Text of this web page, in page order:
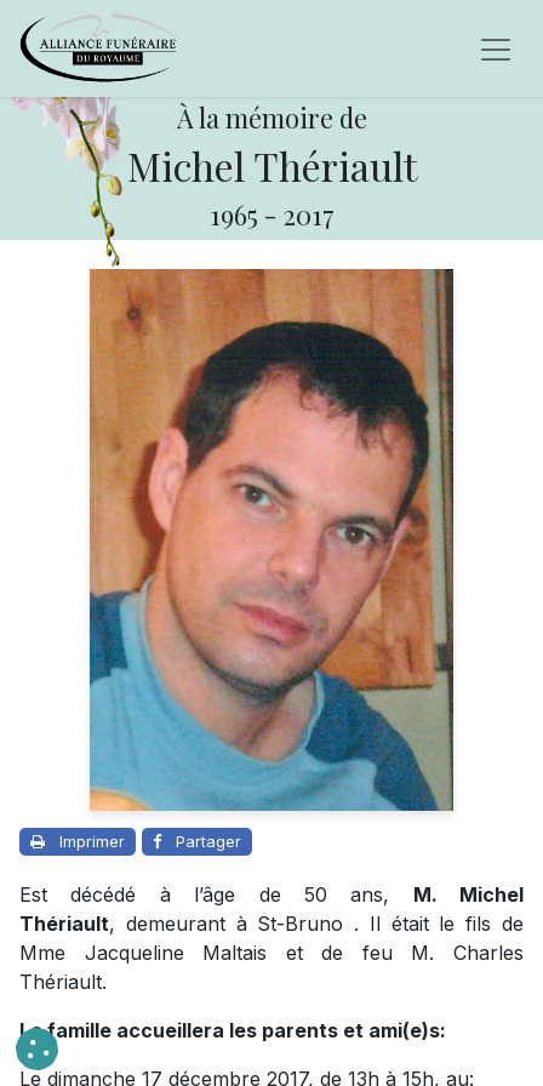
À la mémoire de
Michel Thériault
1965 - 2017
Imprimer Partager
Est décédé à l’âge de 50 ans, M. Michel
Thériault, demeurant à St-Bruno . Il était le fils de
Mme Jacqueline Maltais et de feu M. Charles
Thériault.
La famille accueillera les parents et ami(e)s:
Le dimanche 17 décembre 2017, de 13h à 15h, au: